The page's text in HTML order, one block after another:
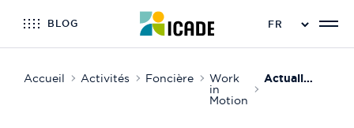
BLOG
Accueil Activités Foncière Work
in
Motion
Actualité de Work in Motion